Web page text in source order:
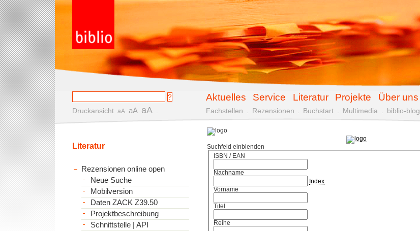
Aktuelles Service Literatur Projekte Über uns
Druckansicht aA aA aA Fachstellen Rezensionen Buchstart Multimedia biblio-blog
Suchfeld einblenden
ISBN / EAN
Nachname
Index
Vorname
Titel
Reihe
Literatur
Rezensionen online open
Neue Suche
Mobilversion
Daten ZACK Z39.50
Projektbeschreibung
Schnittstelle | API